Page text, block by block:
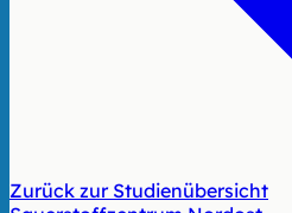
Zurück zur Studienübersicht